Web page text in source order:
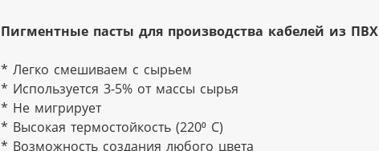
Пигментные пасты для производства кабелей из ПВХ
* Легко смешиваем с сырьем
* Используется 3-5% от массы сырья
* Не мигрирует
* Высокая термостойкость (220⁰ C)
* Возможность создания любого цвета